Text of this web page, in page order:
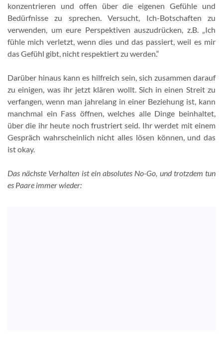
konzentrieren und offen über die eigenen Gefühle und
Bedürfnisse zu sprechen. Versucht, Ich-Botschaften zu
verwenden, um eure Perspektiven auszudrücken, z.B. „Ich
fühle mich verletzt, wenn dies und das passiert, weil es mir
das Gefühl gibt, nicht respektiert zu werden.“
Darüber hinaus kann es hilfreich sein, sich zusammen darauf
zu einigen, was ihr jetzt klären wollt. Sich in einen Streit zu
verfangen, wenn man jahrelang in einer Beziehung ist, kann
manchmal ein Fass öffnen, welches alle Dinge beinhaltet,
über die ihr heute noch frustriert seid. Ihr werdet mit einem
Gespräch wahrscheinlich nicht alles lösen können, und das
ist okay.
Das nächste Verhalten ist ein absolutes No-Go, und trotzdem tun
es Paare immer wieder: